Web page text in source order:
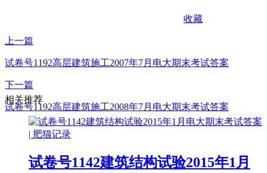
收藏
上一篇
试卷号1192高层建筑施工2007年7月电大期末考试答案
下一篇
试卷号1192高层建筑施工2008年7月电大期末考试答案
相关推荐
试卷号1142建筑结构试验2015年1月